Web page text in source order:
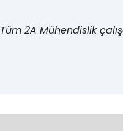
Tüm 2A Mühendislik